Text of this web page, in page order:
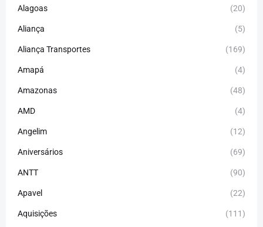
Alagoas (20)
Aliança (5)
Aliança Transportes (169)
Amapá (4)
Amazonas (48)
AMD (4)
Angelim (12)
Aniversários (69)
ANTT (90)
Apavel (22)
Aquisições (111)